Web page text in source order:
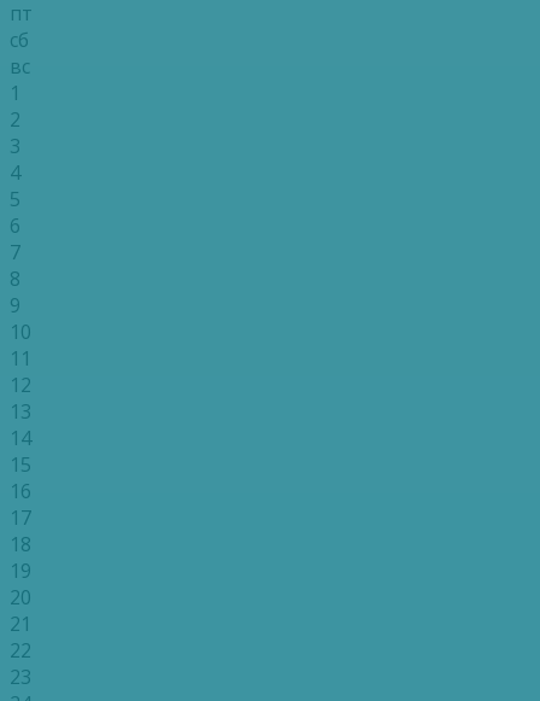
пт
сб
вс
1
2
3
4
5
6
7
8
9
10
11
12
13
14
15
16
17
18
19
20
21
22
23